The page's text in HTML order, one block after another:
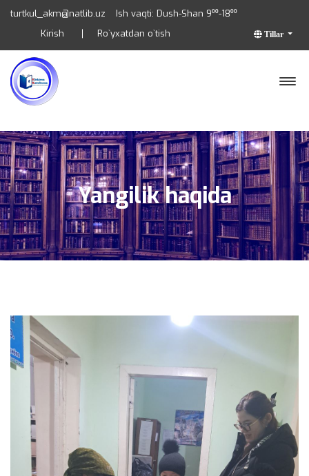
turtkul_akm@natlib.uz Ish vaqti: Dush-Shan 9⁰⁰-18⁰⁰
Tillar
Kirish Ro`yxatdan o`tish
Yangilik haqida